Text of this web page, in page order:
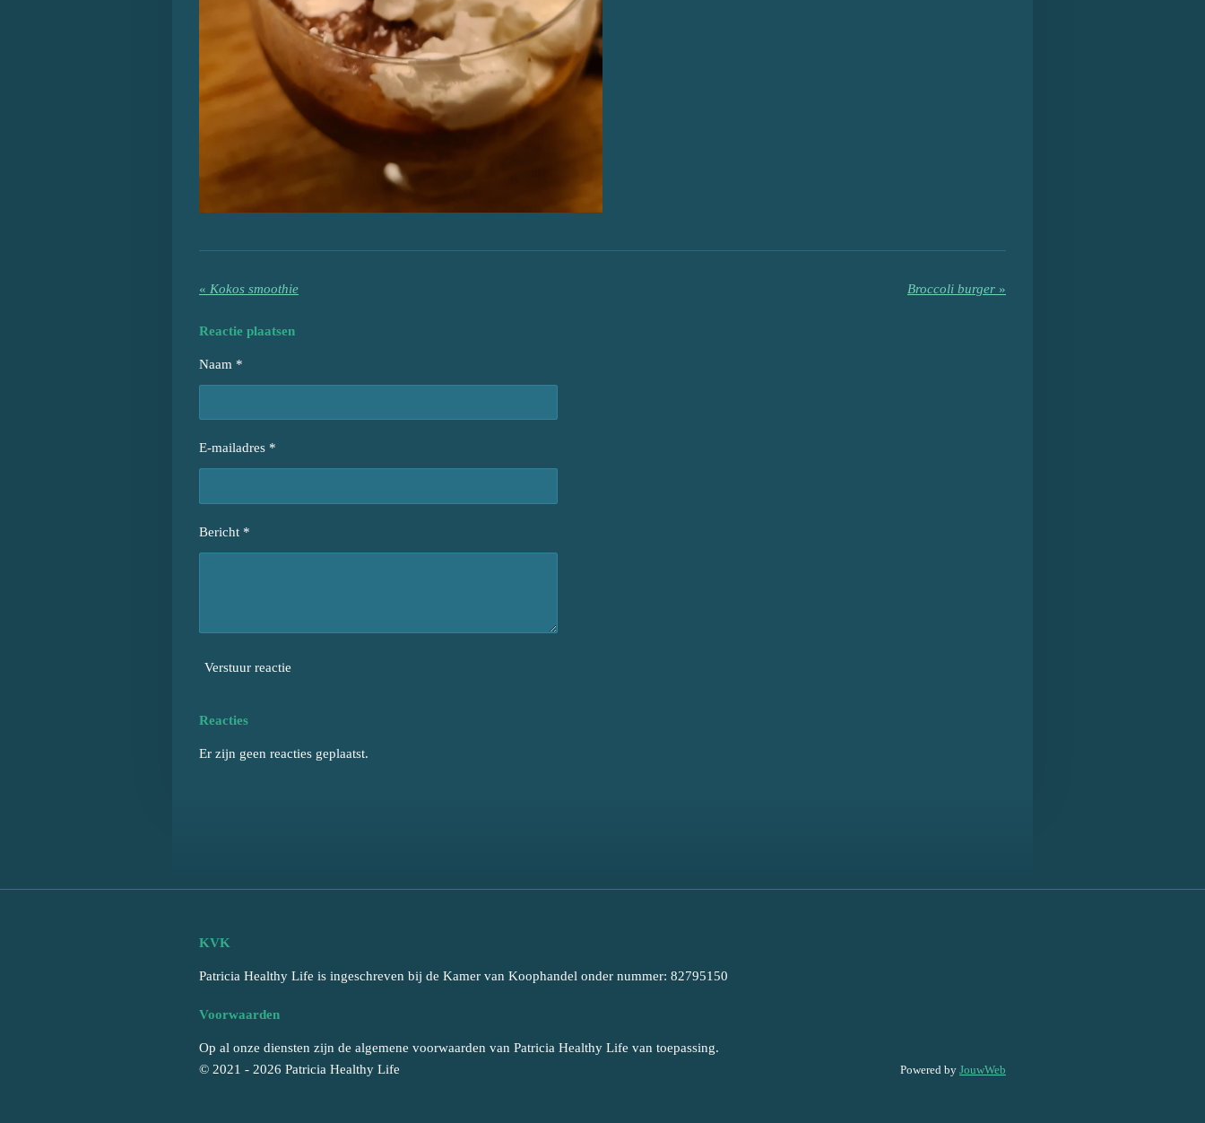
« Kokos smoothie Broccoli burger »
Reactie plaatsen
Naam *
E-mailadres *
Bericht *
Verstuur reactie
Reacties
Er zijn geen reacties geplaatst.
KVK
Patricia Healthy Life is ingeschreven bij de Kamer van Koophandel onder nummer: 82795150
Voorwaarden
Op al onze diensten zijn de algemene voorwaarden van Patricia Healthy Life van toepassing.
© 2021 - 2026 Patricia Healthy Life
Powered by JouwWeb